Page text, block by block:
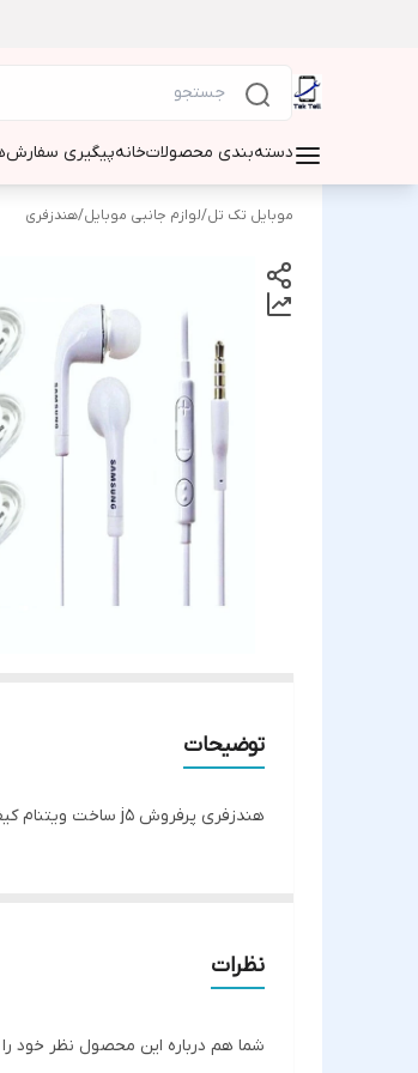
دسته‌بندی محصولاتخانهپیگیری سفارش
موبایل تک تل/لوازم جانبی موبایل/هندزفری
توضیحات
هندزفری پرفروش j5 ساخت ویتنام کیفیت مطلوب دارای میکروفون
نظرات
شما هم درباره این محصول نظر خود